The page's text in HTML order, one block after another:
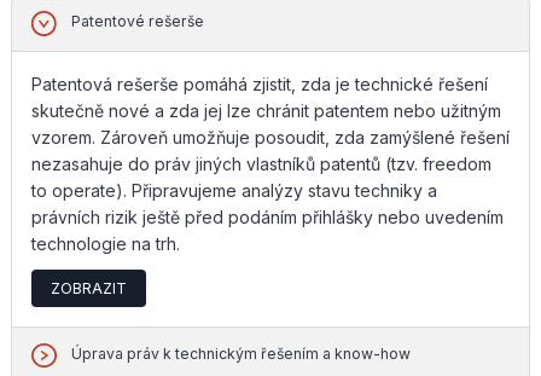
Patentové rešerše
Patentová rešerše pomáhá zjistit, zda je technické řešení
skutečně nové a zda jej lze chránit patentem nebo užitným
vzorem. Zároveň umožňuje posoudit, zda zamýšlené řešení
nezasahuje do práv jiných vlastníků patentů (tzv. freedom
to operate). Připravujeme analýzy stavu techniky a
právních rizik ještě před podáním přihlášky nebo uvedením
technologie na trh.
ZOBRAZIT
Úprava práv k technickým řešením a know-how